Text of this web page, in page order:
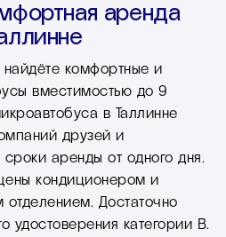
аренда
комфортные и
вместимостью до 9
в Таллинне
друзей и
аренды от одного дня.
кондиционером и
Достаточно
удостоверения категории B.